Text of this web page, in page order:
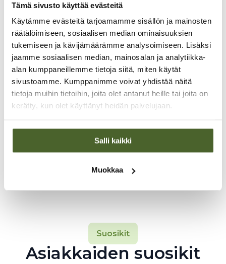
Tämä sivusto käyttää evästeitä
Käytämme evästeitä tarjoamamme sisällön ja mainosten
räätälöimiseen, sosiaalisen median ominaisuuksien
tukemiseen ja kävijämäärämme analysoimiseen. Lisäksi
jaamme sosiaalisen median, mainosalan ja analytiikka-
alan kumppaneillemme tietoja siitä, miten käytät
sivustoamme. Kumppanimme voivat yhdistää näitä
tietoja muihin tietoihin, joita olet antanut heille tai joita on
kerätty, kun olet käyttänyt heidän palvelujaan.
Salli kaikki
Muokkaa
Missiona
terveystiedon
jakaminen ja
kansanterveyden
edistäminen
ajankohtaista terveystietoa ilmaiseksi kaikille
suomalaisille – jo yli 10 miljoonaa katselukertaa.
Suosikit
Asiakkaiden suosikit